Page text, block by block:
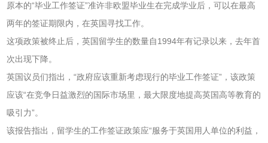
原本的“毕业工作签证”准许非欧盟毕业生在完成学业后，可以在最高
两年的签证期限内，在英国寻找工作。
这项政策被终止后，英国留学生的数量自1994年有记录以来，去年首
次出现下降。
英国议员们指出，“政府应该重新考虑现行的毕业工作签证”，该政策
应该“在竞争日益激烈的国际市场里，最大限度地提高英国高等教育的
吸引力”。
该报告指出，留学生的工作签证政策应“服务于英国用人单位的利益，